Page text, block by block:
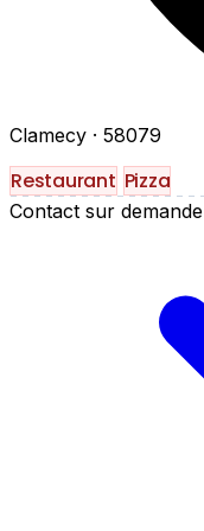
Clamecy · 58079
Restaurant Pizza
Contact sur demande